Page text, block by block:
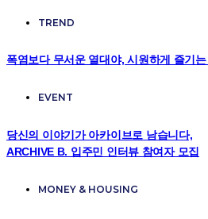
TREND
폭염보다 무서운 열대야, 시원하게 즐기
EVENT
당신의 이야기가 아카이브로 남습니다,
ARCHIVE B. 입주민 인터뷰 참여자 모집
MONEY & HOUSING